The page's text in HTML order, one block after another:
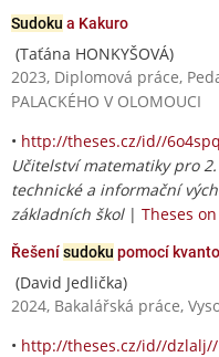
Sudoku a Kakuro
(Taťána HONKYŠOVÁ)
2023, Diplomová práce,
PALACKÉHO V OLOMOUCI
• http://theses.cz/id//
Učitelství matematiky pro
technické a informační
základních škol| Theses
Řešenísudoku pomocí
(David Jedlička)
2024, Bakalářská práce,
• http://theses.cz/id//dzlalj//